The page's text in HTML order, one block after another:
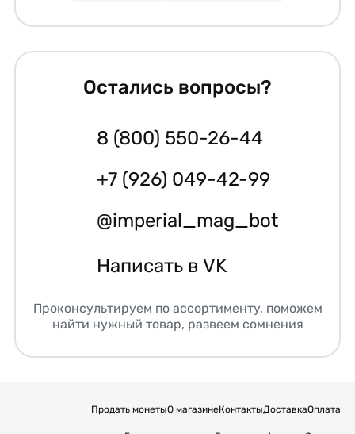
Остались вопросы?
8 (800) 550-26-44
+7 (926) 049-42-99
@imperial_mag_bot
Написать в VK
Проконсультируем по ассортименту, поможем
найти нужный товар, развеем сомнения
Продать монетыО магазинеКонтактыДоставкаОплата